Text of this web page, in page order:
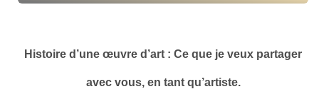
Histoire d’une œuvre d’art : Ce que je veux partager
avec vous, en tant qu’artiste.